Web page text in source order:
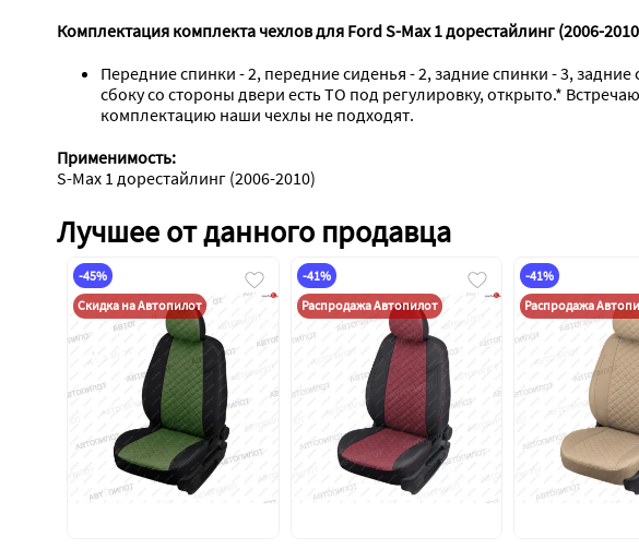
Комплектация комплекта чехлов для Ford S-Max 1 дорестайлинг (2006-
Передние спинки - 2, передние сиденья - 2, задние спинки - 3,
сбоку со стороны двери есть ТО под регулировку, открыто.*
комплектацию наши чехлы не подходят.
Применимость:
S-Max 1 дорестайлинг (2006-2010)
Лучшее от данного продавца
-45%
Скидка на Автопилот
-41%
Распродажа Автопилот
-41%
Распродажа